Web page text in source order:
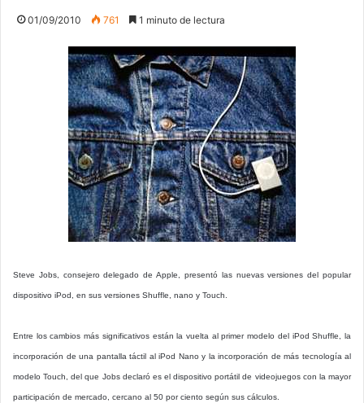
01/09/2010 761 1 minuto de lectura
Steve Jobs, consejero delegado de Apple, presentó las nuevas versiones del popular
dispositivo iPod, en sus versiones Shuffle, nano y Touch.
Entre los cambios más significativos están la vuelta al primer modelo del iPod Shuffle, la
incorporación de una pantalla táctil al iPod Nano y la incorporación de más tecnología al
modelo Touch, del que Jobs declaró es el dispositivo portátil de videojuegos con la mayor
participación de mercado, cercano al 50 por ciento según sus cálculos.